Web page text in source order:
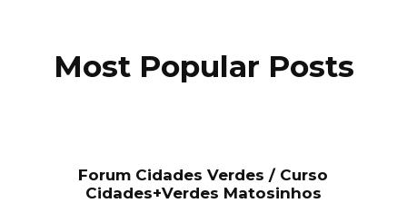
Most Popular Posts
Forum Cidades Verdes / Curso
Cidades+Verdes Matosinhos